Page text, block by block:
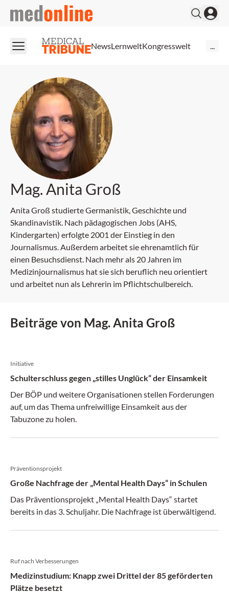
medonline
NewsLernweltKongresswelt
Mag. Anita Groß
Anita Groß studierte Germanistik, Geschichte und
Skandinavistik. Nach pädagogischen Jobs (AHS,
Kindergarten) erfolgte 2001 der Einstieg in den
Journalismus. Außerdem arbeitet sie ehrenamtlich für
einen Besuchsdienst. Nach mehr als 20 Jahren im
Medizinjournalismus hat sie sich beruflich neu orientiert
und arbeitet nun als Lehrerin im Pflichtschulbereich.
Beiträge von Mag. Anita Groß
Initiative
Schulterschluss gegen „stilles Unglück“ der Einsamkeit
Der BÖP und weitere Organisationen stellen Forderungen
auf, um das Thema unfreiwillige Einsamkeit aus der
Tabuzone zu holen.
Präventionsprojekt
Große Nachfrage der „Mental Health Days“ in Schulen
Das Präventionsprojekt „Mental Health Days“ startet
bereits in das 3. Schuljahr. Die Nachfrage ist überwältigend.
Ruf nach Verbesserungen
Medizinstudium: Knapp zwei Drittel der 85 geförderten
Plätze besetzt